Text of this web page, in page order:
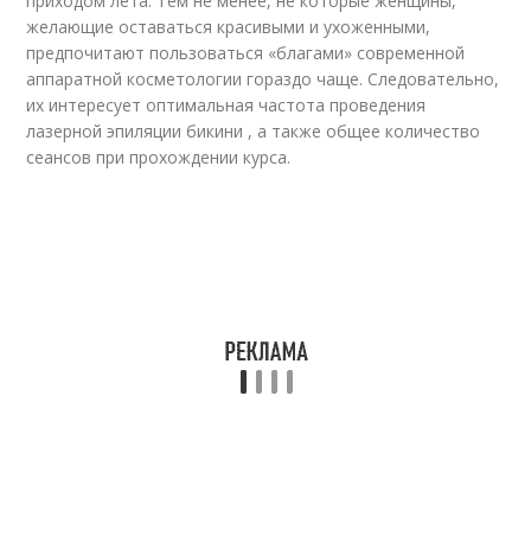
желающие оставаться красивыми и ухоженными,
предпочитают пользоваться «благами» современной
аппаратной косметологии гораздо чаще. Следовательно,
их интересует оптимальная частота проведения
лазерной эпиляции бикини , а также общее количество
сеансов при прохождении курса.